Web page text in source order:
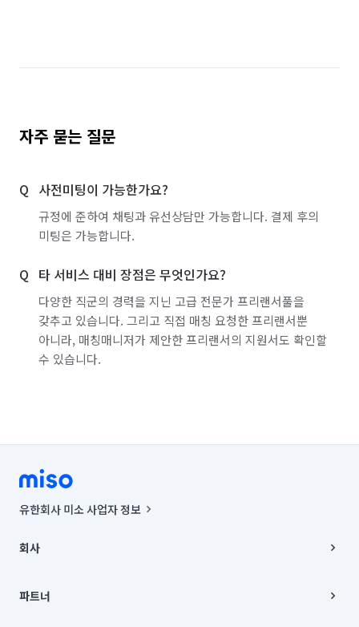
자주 묻는 질문
사전미팅이 가능한가요?
규정에 준하여 채팅과 유선상담만 가능합니다. 결제 후의
미팅은 가능합니다.
타 서비스 대비 장점은 무엇인가요?
다양한 직군의 경력을 지닌 고급 전문가 프리랜서풀을
갖추고 있습니다. 그리고 직접 매칭 요청한 프리랜서뿐
아니라, 매칭매니저가 제안한 프리랜서의 지원서도 확인할
수 있습니다.
유한회사 미소 사업자 정보
00019 |
주소 | 본사: 서울특별시 종로구 율곡로 6(중학동, 트윈트리빌딩) B동 5층
컨택센터 : 서울특별시 종로구 수송동 율곡로 24, 7층, 8층 미소
회사
채용
파트너